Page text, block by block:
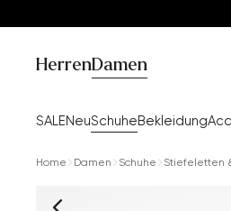
HerrenDamen
SALENeuSchuheBekleidung
Home Damen Schuhe Stiefeletten